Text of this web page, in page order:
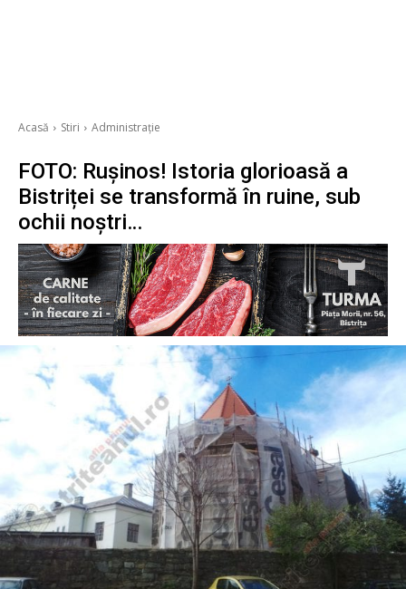
Acasă Stiri Administrație
FOTO: Rușinos! Istoria glorioasă a
Bistriței se transformă în ruine, sub
ochii noștri…